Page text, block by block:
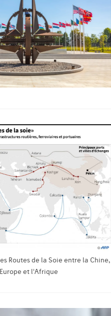
Routes de la Soie entre la Chine,
et l'Afrique